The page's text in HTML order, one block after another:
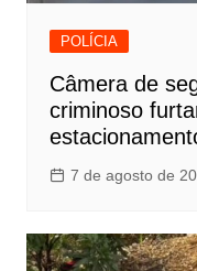
POLÍCIA
Câmera de
criminoso
7 de agosto de